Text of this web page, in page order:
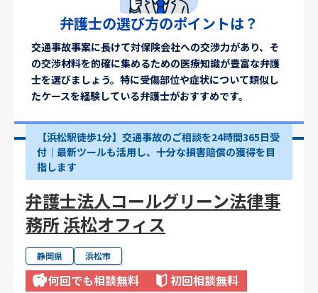
弁護士の選び方のポイントは？
交通事故事案に長けて対保険会社への交渉力があり、そ
の交渉材料を的確に集めるための医療知識が豊富な弁護
士を選びましょう。特に受傷部位や症状について類似し
たケースを経験している弁護士がおすすめです。
【浜松駅徒歩1分】交通事故のご相談を24時間365日受
付｜最新ツールも活用し、十分な損害賠償の獲得を目
指します
弁護士法人コールグリーン法律事
務所 浜松オフィス
静岡県 浜松市
何回でも相談無料 初回相談無料